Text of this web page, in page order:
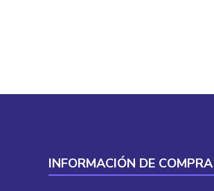
INFORMACIÓN DE COMPRA